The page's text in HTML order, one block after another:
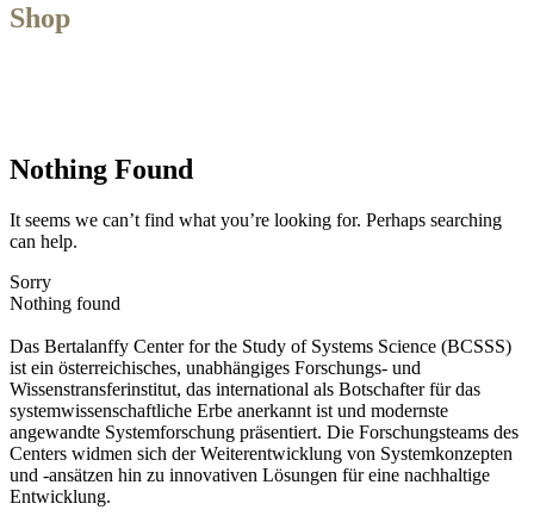
Shop
Nothing Found
It seems we can’t find what you’re looking for. Perhaps searching
can help.
Sorry
Nothing found
Das Bertalanffy Center for the Study of Systems Science (BCSSS)
ist ein österreichisches, unabhängiges Forschungs- und
Wissenstransferinstitut, das international als Botschafter für das
systemwissenschaftliche Erbe anerkannt ist und modernste
angewandte Systemforschung präsentiert. Die Forschungsteams des
Centers widmen sich der Weiterentwicklung von Systemkonzepten
und -ansätzen hin zu innovativen Lösungen für eine nachhaltige
Entwicklung.